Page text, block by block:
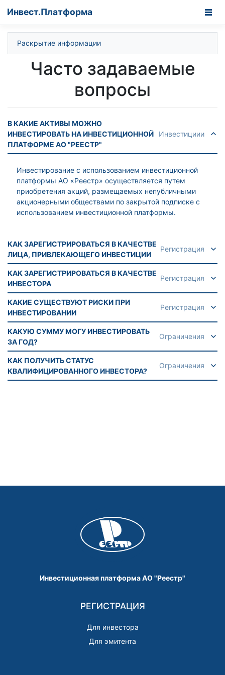
Инвест.­Платформа
Раскрытие информации
Часто задаваемые
вопросы
В КАКИЕ АКТИВЫ МОЖНО
ИНВЕСТИРОВАТЬ НА ИНВЕСТИЦИОННОЙ
ПЛАТФОРМЕ АО "РЕЕСТР"
Инвестициии
Инвестирование с использованием инвестиционной
платформы АО «Реестр» осуществляется путем
приобретения акций, размещаемых непубличными
акционерными обществами по закрытой подписке с
использованием инвестиционной платформы.
КАК ЗАРЕГИСТРИРОВАТЬСЯ В КАЧЕСТВЕ
ЛИЦА, ПРИВЛЕКАЮЩЕГО ИНВЕСТИЦИИ
Регистрация
КАК ЗАРЕГИСТРИРОВАТЬСЯ В КАЧЕСТВЕ
ИНВЕСТОРА
Регистрация
КАКИЕ СУЩЕСТВУЮТ РИСКИ ПРИ
ИНВЕСТИРОВАНИИ
Регистрация
КАКУЮ СУММУ МОГУ ИНВЕСТИРОВАТЬ
ЗА ГОД?
Ограничения
КАК ПОЛУЧИТЬ СТАТУС
КВАЛИФИЦИРОВАННОГО ИНВЕСТОРА?
Ограничения
Инвестиционная платформа АО "Реестр"
РЕГИСТРАЦИЯ
Для инвестора
Для эмитента